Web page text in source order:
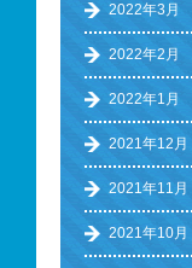
2022年3月
2022年2月
2022年1月
2021年12月
2021年11月
2021年10月